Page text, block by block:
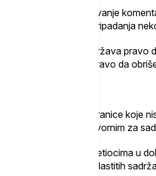
nije dozvoljeno objavljivanje
pripadanja ili nepripadanja
d.o.o. Beograd zadržava
pravo da ne objavi ili pravo da
linkove na web stranice koje
se smatrati odgovornim za
d.o.o. Beograd posetiocima u
Sajt se sastoji od vlastitih